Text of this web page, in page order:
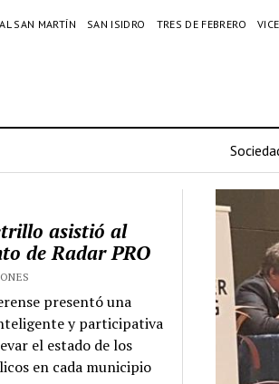
SAN MARTÍN SAN ISIDRO TRES DE FEBRERO
asistió al
de Radar PRO
presentó una
y participativa
el estado de los
en cada municipio